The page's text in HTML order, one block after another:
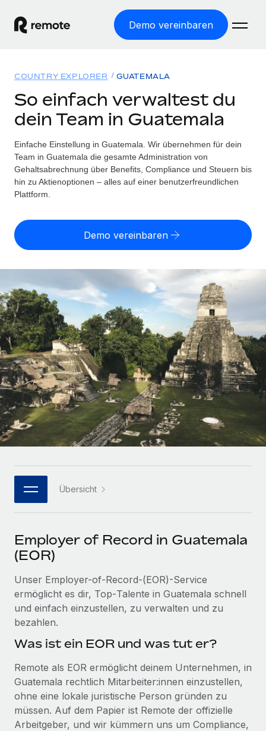
Demo vereinbaren
WELTWEITE BESCHÄFTIGUNG
Globale Payroll
Einfache, rechtssicher Payroll
Employer of Record
Weltweites Wachstum ohne Kosten für Niederlassungen
Contractor of Record
Rechtssichere, weltweite Arbeit mit Freelancer:innen
Globales Onboarding und Verwalten von
Freelancer:innen
PEO
Auslagern von komplexen HR-Aufgaben
INFRASTRUKTUR
Remote Embedded
Nahtlose Integration der HR in bestehende Abläufe
Plattform
Integrierte HR-Kernfunktionen für dein Team
MCP
Integrationen
Tools
DIENSTLEISTUNGEN
Frag unsere Expert:innen
Hilfe von Expert:innen für globale HR & Compliance
Background-Checks
Compliance Watchtower
Lückenlose Compliance
Geräteverwaltung
Lösungen
WELTWEITE ABDECKUNG
Country Explorer
Länderspezifische Unterstützung bei der Einstellung
Einfache Einstellung in allen US-Bundesstaaten
WACHSTUMSPHASE
Startups
Agile HR- und Payroll-Lösungen für wachsende
Unternehmen
Mittelstand
Maßgeschneiderte HR-Lösungen, um Teams zu
vergrößern
Enterprise
Globale HR für Konzerne und Großunternehmen
PARTNER WERDEN
Flexible Einbettung von Global-HR-Funktionen in deine
Partner werden
Entdecke die Möglichkeiten einer Partnerschaft
Remote Build
Beratung zu Integrationen und KI-Automatisierung
FALLSTUDIEN
So hat der KI-Vorreiter Weaviate sein Team mit
Remote um 120 % vergrößert
Weaviate auf einen Blick Weaviate entwickelt KI-basierte
Open-Source-Infrastrukturen. Das...
Ressourcen
TOOLS UND RECHNER
Scheinselbstständigkeitsrisiko berechnen
Personalkostenrechner
Gesamtbeschäftigungskosten
Honorarzahlungen berechnen
Informationen zu möglichen Währungen und
Abwicklungsfristen für globale Freelancer:innen
LERNEN MIT REMOTE
Forschung und Leitfäden
Fallstudien
HR-Glossar
Bibliothek für Stellenbeschreibungen
Webinare
Events
Newsroom
Informationen zu Gehältern und Qualifikationen
Insights Center
BLOG
Globale Payroll
Preise
Nederlands
Français
Deutsch
Español
Italiano
Português (Portugal)
한국어
Anmelden
COUNTRY EXPLORER GUATEMALA
So einfach verwaltest du
dein Team in Guatemala
Einfache Einstellung in Guatemala. Wir übernehmen für dein
Team in Guatemala die gesamte Administration von
Gehaltsabrechnung über Benefits, Compliance und Steuern bis
hin zu Aktienoptionen – alles auf einer benutzerfreundlichen
Plattform.
Demo vereinbaren
Übersicht
Employer of Record in Guatemala
(EOR)
Unser Employer-of-Record-(EOR)-Service
ermöglicht es dir, Top‑Talente in Guatemala schnell
und einfach einzustellen, zu verwalten und zu
bezahlen.
Was ist ein EOR und was tut er?
Remote als EOR ermöglicht deinem Unternehmen, in
Guatemala rechtlich Mitarbeiter:innen einzustellen,
ohne eine lokale juristische Person gründen zu
müssen. Auf dem Papier ist Remote der offizielle
Arbeitgeber, und wir kümmern uns um Compliance,